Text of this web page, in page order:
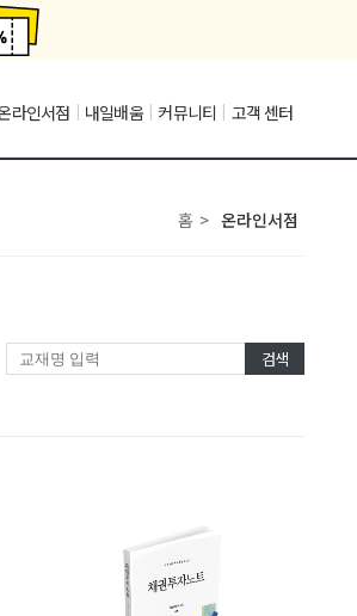
라인서점 | 내일배움 | 커뮤니티 | 고객 센터
홈 > 온라인서점
검색